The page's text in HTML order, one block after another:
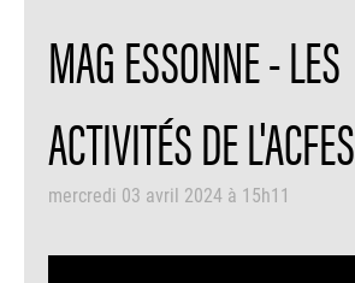
MAG ESSONNE - LES
ACTIVITÉS DE L'ACFES
mercredi 03 avril 2024 à 15h11